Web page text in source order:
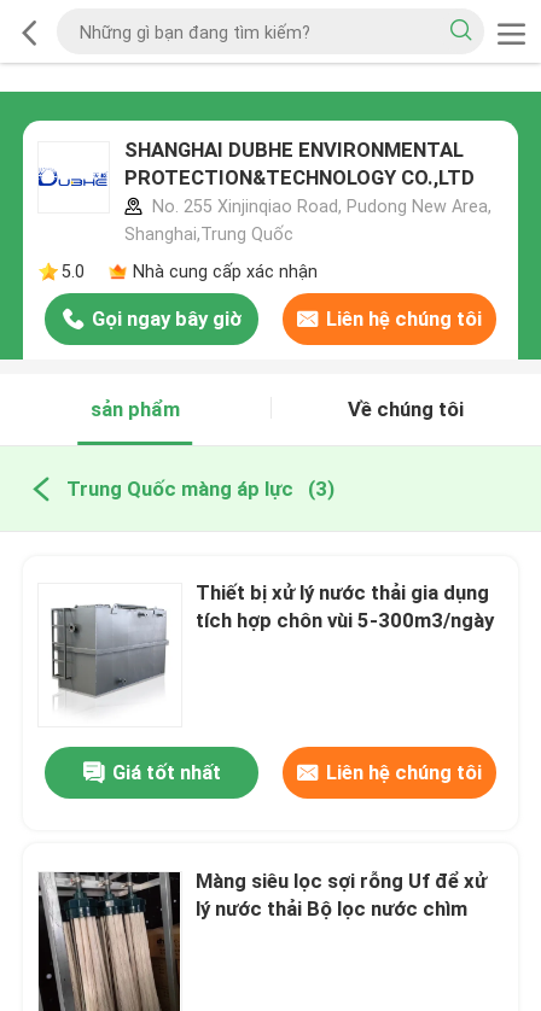
SHANGHAI DUBHE ENVIRONMENTAL
PROTECTION&TECHNOLOGY CO.,LTD
No. 255 Xinjinqiao Road, Pudong New Area,
Shanghai,Trung Quốc
5.0
Nhà cung cấp xác nhận
Gọi ngay bây giờ Liên hệ chúng tôi
sản phẩm Về chúng tôi
Trung Quốc màng áp lực (3)
Thiết bị xử lý nước thải gia dụng
tích hợp chôn vùi 5-300m3/ngày
Giá tốt nhất Liên hệ chúng tôi
Màng siêu lọc sợi rỗng Uf để xử
lý nước thải Bộ lọc nước chìm